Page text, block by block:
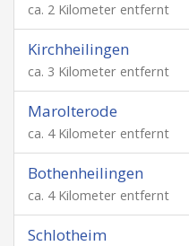
ca. 2 Kilometer entfernt
Kirchheilingen
ca. 3 Kilometer entfernt
Marolterode
ca. 4 Kilometer entfernt
Bothenheilingen
ca. 4 Kilometer entfernt
Schlotheim